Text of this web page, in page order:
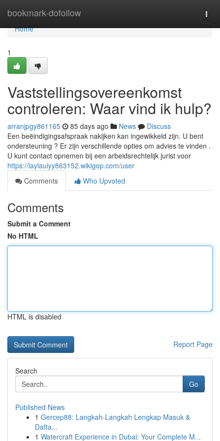
bookmark-dofollow
Home
Home
1
Vaststellingsovereenkomst
controleren: Waar vind ik hulp?
arranjpgy861165 85 days ago News
Discuss
Een beëindigingsafspraak nakijken kan ingewikkeld zijn. U bent
ondersteuning ? Er zijn verschillende opties om advies te vinden .
U kunt contact opnemen bij een arbeidsrechtelijk jurist voor
https://laylauiyy863152.wikigop.com/user
Comments
Who Upvoted
Comments
Submit a Comment
No HTML
HTML is disabled
Report Page
Search
Go
Published News
1 Gercep88: Langkah-Langkah Lengkap Masuk &
Dafta...
1 Watercraft Experience in Dubai: Your Complete M...